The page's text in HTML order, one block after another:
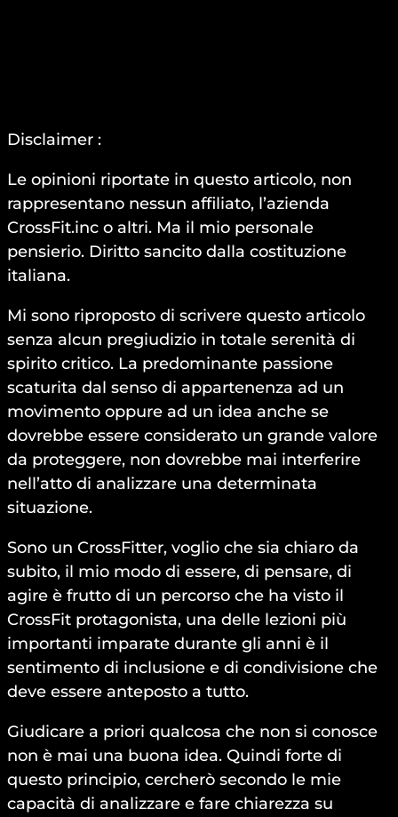
Disclaimer :
Le opinioni riportate in questo articolo, non
rappresentano nessun affiliato, l’azienda
CrossFit.inc o altri. Ma il mio personale
pensierio. Diritto sancito dalla costituzione
italiana.
Mi sono riproposto di scrivere questo articolo
senza alcun pregiudizio in totale serenità di
spirito critico. La predominante passione
scaturita dal senso di appartenenza ad un
movimento oppure ad un idea anche se
dovrebbe essere considerato un grande valore
da proteggere, non dovrebbe mai interferire
nell’atto di analizzare una determinata
situazione.
Sono un CrossFitter, voglio che sia chiaro da
subito, il mio modo di essere, di pensare, di
agire è frutto di un percorso che ha visto il
CrossFit protagonista, una delle lezioni più
importanti imparate durante gli anni è il
sentimento di inclusione e di condivisione che
deve essere anteposto a tutto.
Giudicare a priori qualcosa che non si conosce
non è mai una buona idea. Quindi forte di
questo principio, cercherò secondo le mie
capacità di analizzare e fare chiarezza su